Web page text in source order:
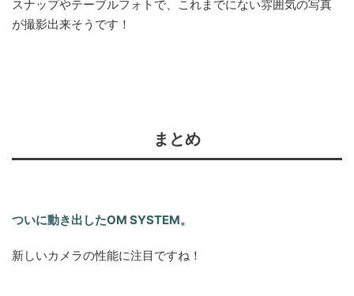
スナップやテーブルフォトで、これまでにない雰囲気の写真
が撮影出来そうです！
まとめ
ついに動き出したOM SYSTEM。
新しいカメラの性能に注目ですね！